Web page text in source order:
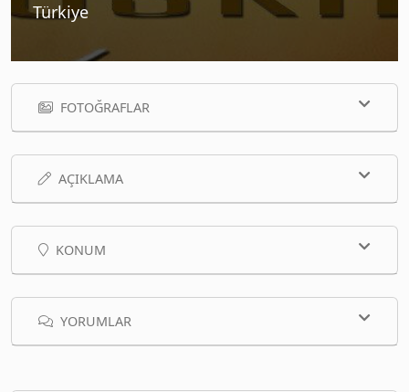
Türkiye
FOTOĞRAFLAR
AÇIKLAMA
KONUM
YORUMLAR